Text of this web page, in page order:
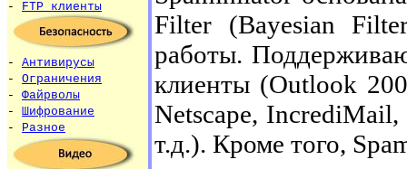
- FTP клиенты
- Антивирусы
- Ограничения
- Файрволы
- Шифрование
- Разное
Filter (Bayesian
работы.
клиенты (Outlook
Netscape,
т.д.). Кроме того,